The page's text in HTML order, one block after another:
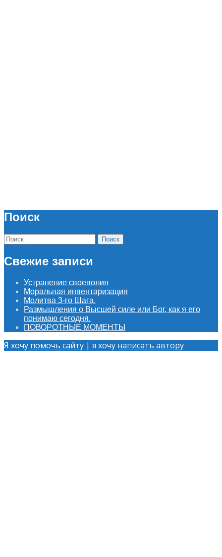
Поиск
Найти:
Свежие записи
Устранение своеволия
Моральная инвентаризация
Молитва 3-го Шага.
Размышления о Высшей силе или Бог, как я его
понимаю сегодня.
ПОВОРОТНЫЕ МОМЕНТЫ
Я хочу помочь сайту | я хочу написать автору